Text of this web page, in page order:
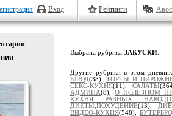
Вход Рейтинги
Выбрана рубрика ЗАКУСКИ
Другие рубрики в этом
БЛЮД(38), ТОРТЫ И
СЕКС-КУХНЯ(11),САЛАТЫ
АДМИНА(8), О ПОЛЕЗНОМ
КУХНЯ РАЗНЫХ
ДИЕТЫ,ПОХУДЕНИЕ(13),
ВИДЕО-КУХНЯ(548),